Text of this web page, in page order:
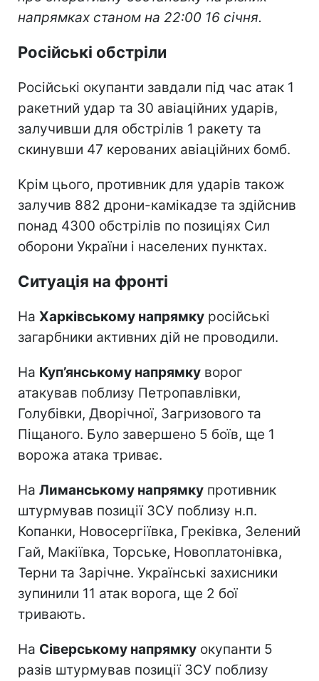
напрямках станом на 22:00 16 січня.
Російські обстріли
Російські окупанти завдали під час атак 1
ракетний удар та 30 авіаційних ударів,
залучивши для обстрілів 1 ракету та
скинувши 47 керованих авіаційних бомб.
Крім цього, противник для ударів також
залучив 882 дрони-камікадзе та здійснив
понад 4300 обстрілів по позиціях Сил
оборони України і населених пунктах.
Ситуація на фронті
На Харківському напрямку російські
загарбники активних дій не проводили.
На Куп’янському напрямку ворог
атакував поблизу Петропавлівки,
Голубівки, Дворічної, Загризового та
Піщаного. Було завершено 5 боїв, ще 1
ворожа атака триває.
На Лиманському напрямку противник
штурмував позиції ЗСУ поблизу н.п.
Копанки, Новосергіївка, Греківка, Зелений
Гай, Макіївка, Торське, Новоплатонівка,
Терни та Зарічне. Українські захисники
зупинили 11 атак ворога, ще 2 бої
тривають.
На Сіверському напрямку окупанти 5
разів штурмував позиції ЗСУ поблизу